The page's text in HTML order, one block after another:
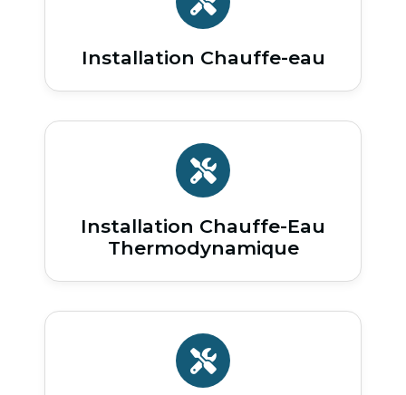
Installation Chauffe-eau
Installation Chauffe-Eau
Thermodynamique